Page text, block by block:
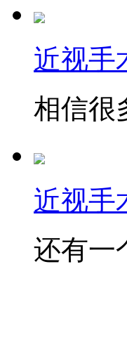
近视手
相信很
近视手
还有一